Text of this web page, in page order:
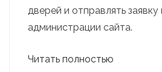
дверей и отправлять заявку
администрации сайта.
Читать полностью